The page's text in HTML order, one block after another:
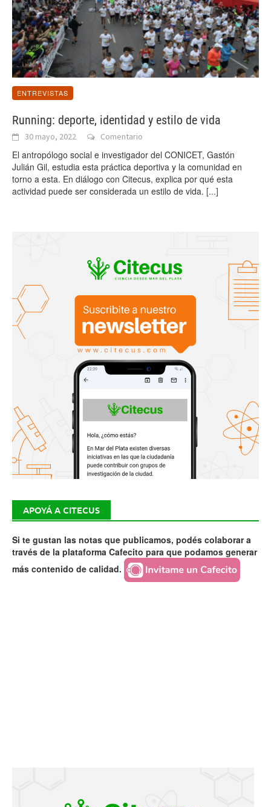
ENTREVISTAS
Running: deporte, identidad y estilo de vida
30 mayo, 2022 Comentario
El antropólogo social e investigador del CONICET, Gastón
Julián Gil, estudia esta práctica deportiva y la comunidad en
torno a esta. En diálogo con Citecus, explica por qué esta
actividad puede ser considerada un estilo de vida. [...]
APOYÁ A CITECUS
Si te gustan las notas que publicamos, podés colaborar a
través de la plataforma Cafecito para que podamos generar
más contenido de calidad.